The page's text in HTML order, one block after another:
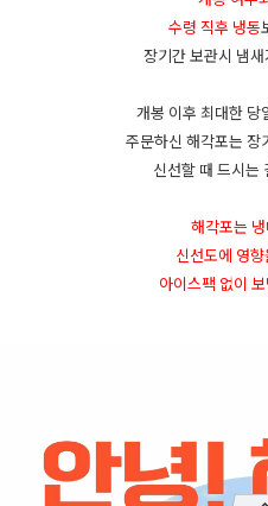
수령 직후 냉동
장기간 보관시 냄
개봉 이후 최대한 당
주문하신 해각포는 장
신선할 때 드시는
해각포는
신선도에 영향
아이스팩 없이